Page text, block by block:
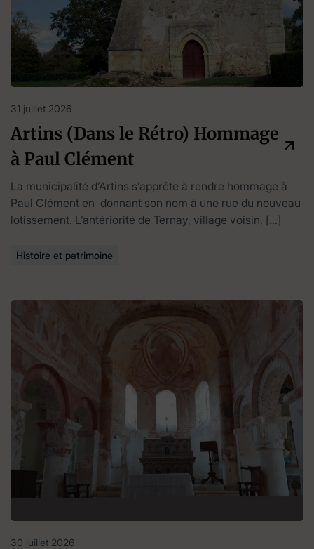
31 juillet 2026
Artins (Dans le Rétro) Hommage
à Paul Clément
La municipalité d’Artins s’apprête à rendre hommage à
Paul Clément en donnant son nom à une rue du nouveau
lotissement. L’antériorité de Ternay, village voisin, […]
Histoire et patrimoine
30 juillet 2026